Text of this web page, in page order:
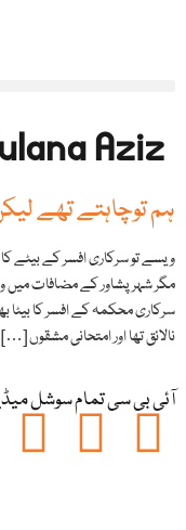
Aziz
ہم توچاہتے تھے
ویسے تو سرکاری افسر کے بیٹے
مگر شہر پشاور کے مضافات
سرکاری محکمہ کے افسر کا بیٹا
نالائق تھا اور امتحانی مشقوں […]
آئی بی سی تمام سوشل